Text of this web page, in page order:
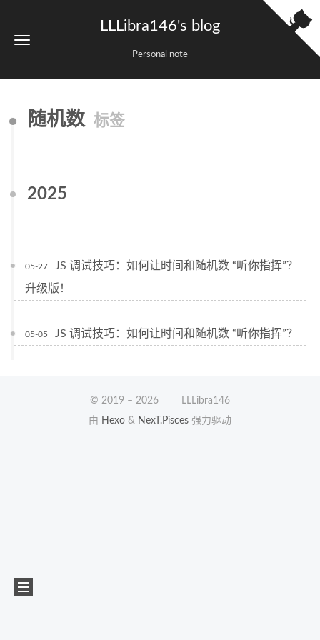
LLLibra146's blog
Personal note
随机数 标签
2025
05-27
JS 调试技巧：如何让时间和随机数 “听你指挥”？
升级版！
05-05 JS 调试技巧：如何让时间和随机数 “听你指挥”？
© 2019 –2026
LLLibra146
由 Hexo & NexT.Pisces 强力驱动